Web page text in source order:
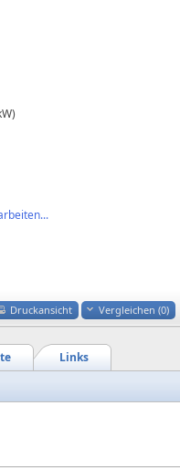
Druckansicht Vergleichen (0)
Links